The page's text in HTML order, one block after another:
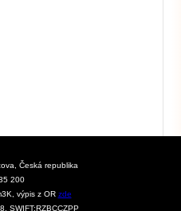
Česká republika
200
výpis z OR zde
SWIFT:RZBCCZPP